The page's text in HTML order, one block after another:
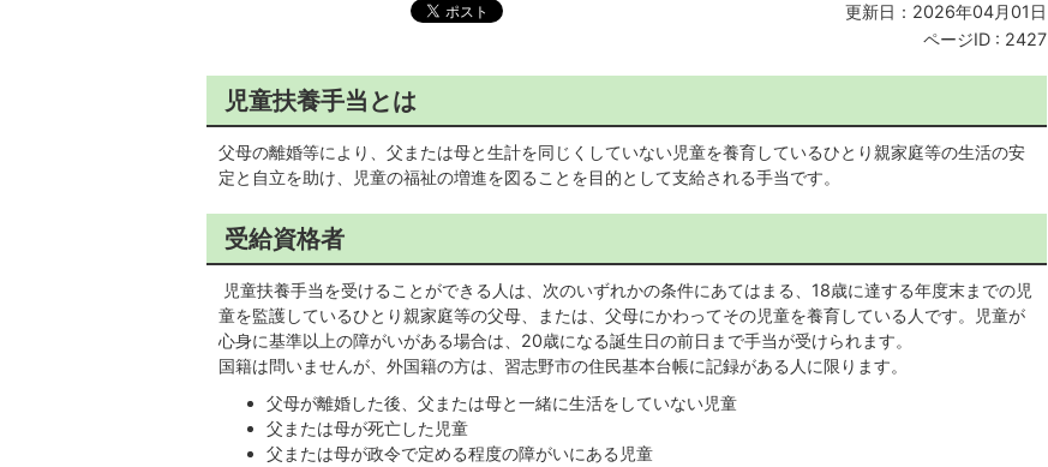
更新日：2026年04月01日
ページID : 2427
児童扶養手当とは
父母の離婚等により、父または母と生計を同じくしていない児童を養育しているひとり親家庭等の生活の安
定と自立を助け、児童の福祉の増進を図ることを目的として支給される手当です。
受給資格者
児童扶養手当を受けることができる人は、次のいずれかの条件にあてはまる、18歳に達する年度末までの児
童を監護しているひとり親家庭等の父母、または、父母にかわってその児童を養育している人です。児童が
心身に基準以上の障がいがある場合は、20歳になる誕生日の前日まで手当が受けられます。
国籍は問いませんが、外国籍の方は、習志野市の住民基本台帳に記録がある人に限ります。
父母が離婚した後、父または母と一緒に生活をしていない児童
父または母が死亡した児童
父または母が政令で定める程度の障がいにある児童